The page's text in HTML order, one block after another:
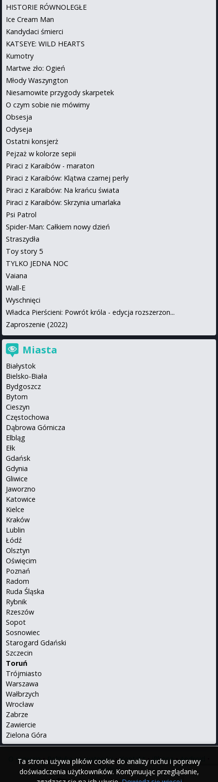
Ta strona używa plików cookie do analizy ruchu i poprawy
doświadczenia użytkowników. Kontynuując przeglądanie,
HISTORIE RÓWNOLEGŁE
Ice Cream Man
Kandydaci śmierci
KATSEYE: WILD HEARTS
Kumotry
Martwe zło: Ogień
Młody Waszyngton
Niesamowite przygody skarpetek
O czym sobie nie mówimy
Obsesja
Odyseja
Ostatni konsjerż
Pejzaż w kolorze sepii
Piraci z Karaibów - maraton
Piraci z Karaibów: Klątwa czarnej perły
Piraci z Karaibów: Na krańcu świata
Piraci z Karaibów: Skrzynia umarlaka
Psi Patrol
Spider-Man: Całkiem nowy dzień
Straszydła
Toy story 5
TYLKO JEDNA NOC
Vaiana
Wall-E
Wyschnięci
Władca Pierścieni: Powrót króla - edycja rozszerzon...
Zaproszenie (2022)
Miasta
Białystok
Bielsko-Biała
Bydgoszcz
Bytom
Cieszyn
Częstochowa
Dąbrowa Górnicza
Elbląg
Ełk
Gdańsk
Gdynia
Gliwice
Jaworzno
Katowice
Kielce
Kraków
Lublin
Łódź
Olsztyn
Oświęcim
Poznań
Radom
Ruda Śląska
Rybnik
Rzeszów
Sopot
Sosnowiec
Starogard Gdański
Szczecin
Toruń
Trójmiasto
Warszawa
Wałbrzych
Wrocław
Zabrze
Zawiercie
Zielona Góra
O serwisie•Polityka prywatności•Kontakt•iPhone•Android
English